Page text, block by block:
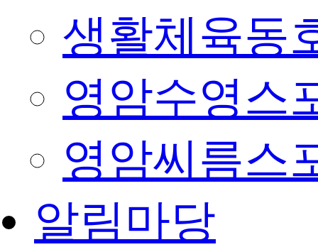
생활체육동
영암수영스
영암씨름스
알림마당